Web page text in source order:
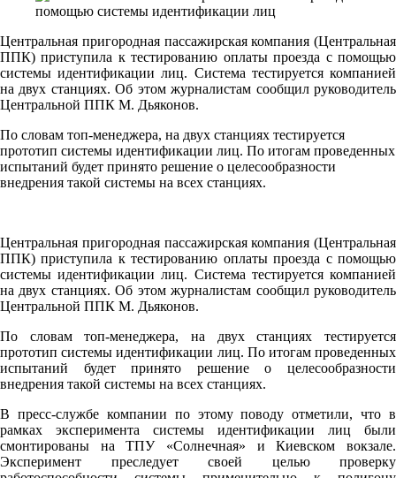
Центральная пригородная пассажирская компания (Центральная
ППК) приступила к тестированию оплаты проезда с помощью
системы идентификации лиц. Система тестируется компанией
на двух станциях. Об этом журналистам сообщил руководитель
Центральной ППК М. Дьяконов.
По словам топ-менеджера, на двух станциях тестируется
прототип системы идентификации лиц. По итогам проведенных
испытаний будет принято решение о целесообразности
внедрения такой системы на всех станциях.
Центральная пригородная пассажирская компания (Центральная
ППК) приступила к тестированию оплаты проезда с помощью
системы идентификации лиц. Система тестируется компанией
на двух станциях. Об этом журналистам сообщил руководитель
Центральной ППК М. Дьяконов.
По словам топ-менеджера, на двух станциях тестируется
прототип системы идентификации лиц. По итогам проведенных
испытаний будет принято решение о целесообразности
внедрения такой системы на всех станциях.
В пресс-службе компании по этому поводу отметили, что в
рамках эксперимента системы идентификации лиц были
смонтированы на ТПУ «Солнечная» и Киевском вокзале.
Эксперимент преследует своей целью проверку